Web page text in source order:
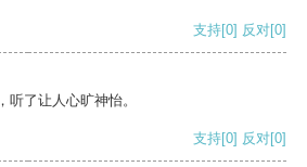
支持[0] 反对[0]
了让人心旷神怡。
支持[0] 反对[0]